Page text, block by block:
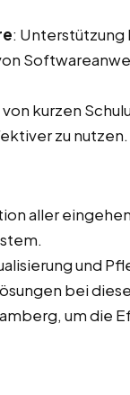
: Unterstützung
kurzen
zu nutzen.
aller
und
bei
um die